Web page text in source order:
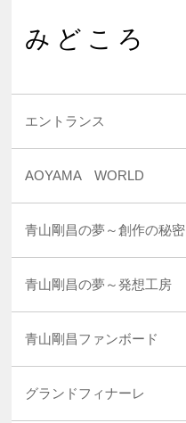
みどころ
エントランス
AOYAMA WORLD
青山剛昌の夢～創作の秘密
青山剛昌の夢～発想工房
青山剛昌ファンボード
グランドフィナーレ